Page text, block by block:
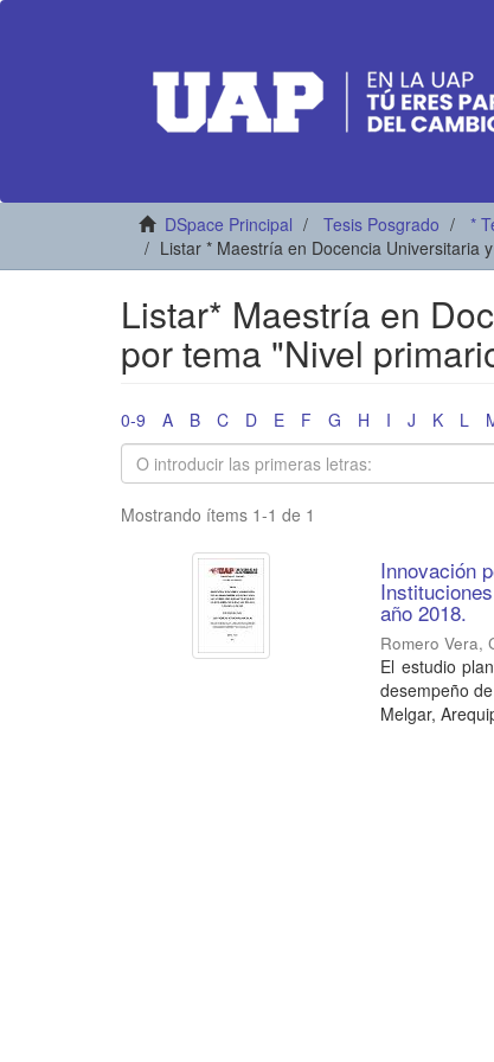
DSpace Principal Tesis Posgrado *
Listar * Maestría en Docencia Universitaria
Listar* Maestría en
por tema "Nivel
0-9 A B C D E F G H I J K L
Mostrando ítems 1-1 de 1
Innovación
año 2018.
Romero Vera,
El estudio
desempeño
Melgar,